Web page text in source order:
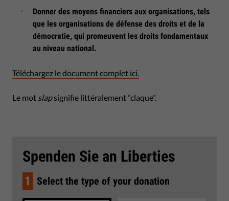
Donner des moyens financiers aux organisations, tels
que les organisations de défense des droits et de la
démocratie, qui promeuvent les droits fondamentaux
au niveau national.
Téléchargez le document complet ici.
Le mot slapsignifie littéralement "claque".
Spenden Sie an Liberties
1 Select the type of your donation